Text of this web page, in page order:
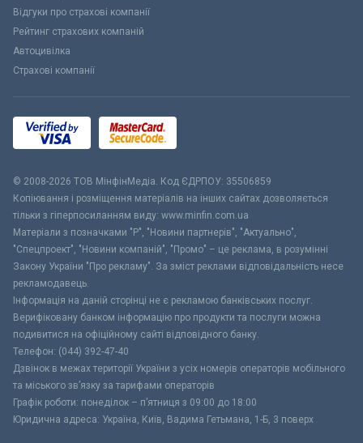
Відгуки про страхові компанії
Рейтинг страхових компаній
Автоцивілка
Страхові компанії
© 2008-2026 ТОВ МiнфiнМедiа. Код ЄДРПОУ: 35506859
Копіювання і розміщення матеріалів на інших сайтах дозволяється
тільки з гіперпосиланням виду: www.minfin.com.ua
Матеріали з позначками "Р", "Новини партнерів", "Актуально",
"Спецпроект", "Новини компаній", "Промо" – це реклама, в розумінні
Закону України "Про рекламу". За зміст реклами відповідальність несе
рекламодавець.
Інформація на даній сторінці не є рекламою банківських послуг.
Верифіковану банком інформацію про продукти та послуги можна
подивитися на офіційному сайті відповідного банку.
Телефон: (044) 392-47-40
Дзвінок в межах території України з усіх номерів операторів мобільного
та міського зв’язку за тарифами операторів
Графік роботи: понеділок – п’ятниця з 09:00 до 18:00
Юридична адреса: Україна, Київ, Вадима Гетьмана, 1-Б, 3 поверх